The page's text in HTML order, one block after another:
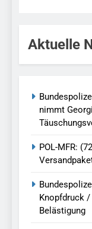
Aktuelle
nimmt
POL-MFR:
Knopfdruck
Belästigung